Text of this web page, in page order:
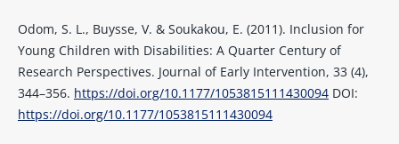
Odom, S. L., Buysse, V. & Soukakou, E. (2011). Inclusion for
Young Children with Disabilities: A Quarter Century of
Research Perspectives. Journal of Early Intervention, 33 (4),
344–356. https://doi.org/10.1177/1053815111430094DOI:
https://doi.org/10.1177/1053815111430094